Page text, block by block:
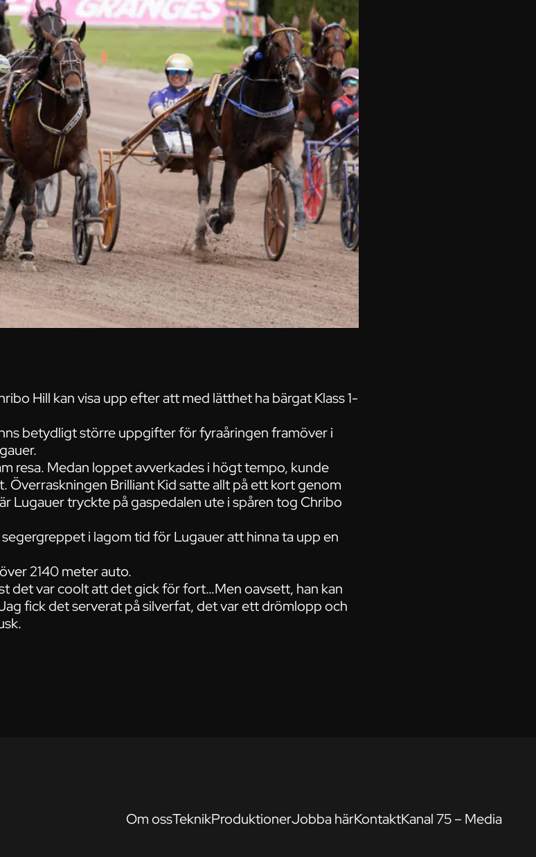
Hill kan visa upp efter att med lätthet ha bärgat Klass 1-
betydligt större uppgifter för fyraåringen framöver i
resa. Medan loppet avverkades i högt tempo, kunde
Överraskningen Brilliant Kid satte allt på ett kort genom
Lugauer tryckte på gaspedalen ute i spåren tog Chribo
i lagom tid för Lugauer att hinna ta upp en
2140 meter auto.
det var coolt att det gick för fort…Men oavsett, han kan
fick det serverat på silverfat, det var ett drömlopp och
Om ossTeknikProduktionerJobba härKontaktKanal 75 – Media